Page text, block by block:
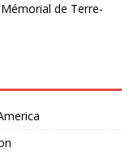
de Terre-